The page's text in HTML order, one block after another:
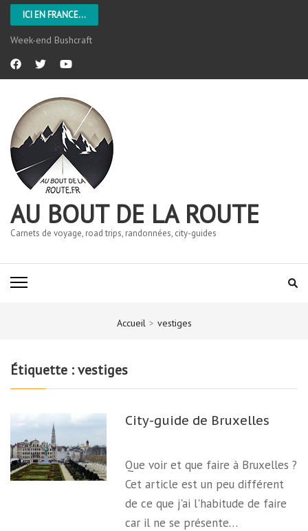
ICI EN FRANCE...
Week-end Bushcraft
AU BOUT DE LA ROUTE
Carnets de voyage, road trips, randonnées, city-guides
Accueil > vestiges
Étiquette :vestiges
City-guide de Bruxelles
Que voir et que faire à Bruxelles ?
Cet article est un peu différent
de ce que j'ai l'habitude de faire
car il ne se présente…